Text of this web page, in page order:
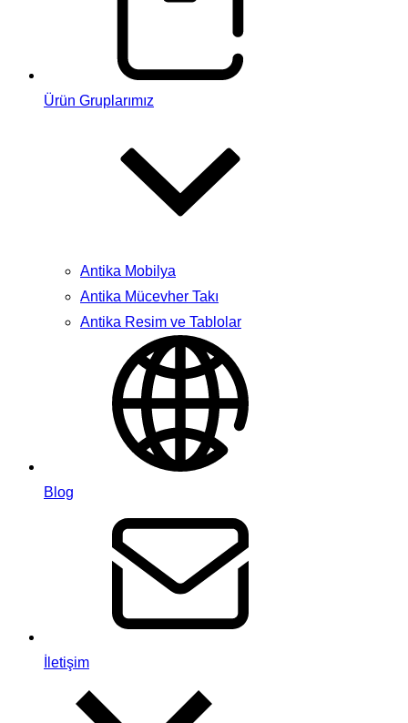
Ürün Gruplarımız
Antika Mobilya
Antika Mücevher Takı
Antika Resim ve Tablolar
Blog
İletişim